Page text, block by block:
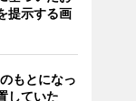
提示する画
もとになっ
していた